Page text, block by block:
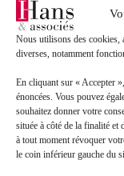
Nous utilisons des cookies,
diverses, notamment
En cliquant sur « Accepter
énoncées. Vous pouvez
souhaitez donner votre
située à côté de la finalité et
à tout moment révoquer
le coin inférieur gauche du
Mail*
Sélectionnez